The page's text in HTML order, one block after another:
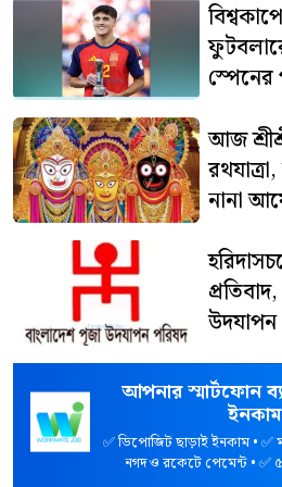
স্পেনের
আজ
নানা
উদযাপন
আপনার স্মার্টফোন
✅ ডিপোজিট ছাড়াই ইনকাম • ✅
নগদ ও রকেটে পেমেন্ট • ✅